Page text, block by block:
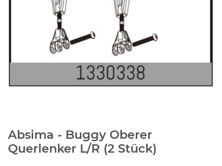
Absima - Buggy Oberer
Querlenker L/R (2 Stück)